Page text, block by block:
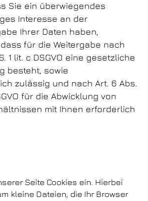
Sie ein überwiegendes
Interesse an der
Ihrer Daten haben,
für die Weitergabe nach
1 lit. c DSGVO eine gesetzliche
besteht, sowie
zulässig und nach Art. 6 Abs.
für die Abwicklung von
mit Ihnen erforderlich
Seite Cookies ein. Hierbei
kleine Dateien, die Ihr Browser